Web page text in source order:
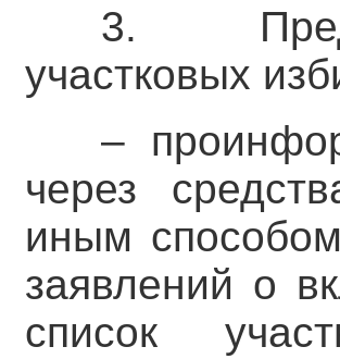
3.
участковых
–
через
иным
заявлений о
список